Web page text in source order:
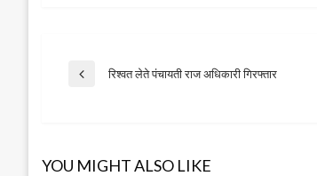
Post
Previous
रिश्वत लेते पंचायती राज अधिकारी गिरफ्तार
YOU MIGHT ALSO LIKE